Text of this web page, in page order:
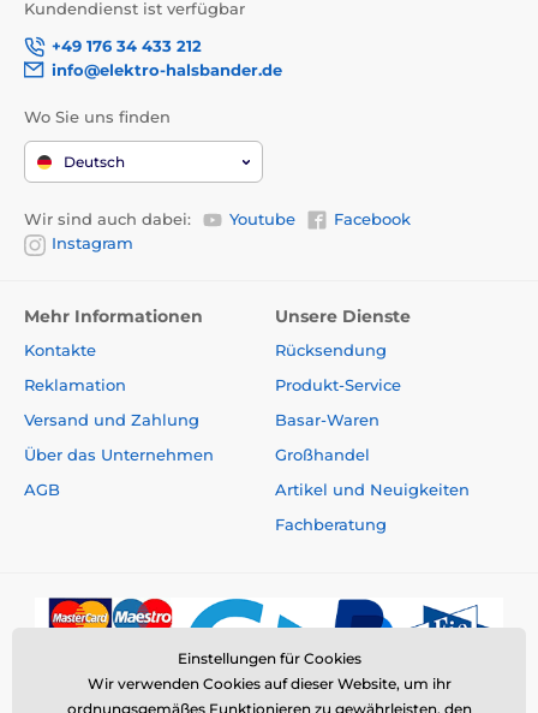
Kundendienst ist verfügbar
+49 176 34 433 212
info@elektro-halsbander.de
Wo Sie uns finden
Deutsch
Wir sind auch dabei: Youtube
Facebook
Instagram
Mehr Informationen
Kontakte
Reklamation
Versand und Zahlung
Über das Unternehmen
AGB
Unsere Dienste
Rücksendung
Produkt-Service
Basar-Waren
Großhandel
Artikel und Neuigkeiten
Fachberatung
Einstellungen für Cookies
Wir verwenden Cookies auf dieser Website, um ihr
ordnungsgemäßes Funktionieren zu gewährleisten, den